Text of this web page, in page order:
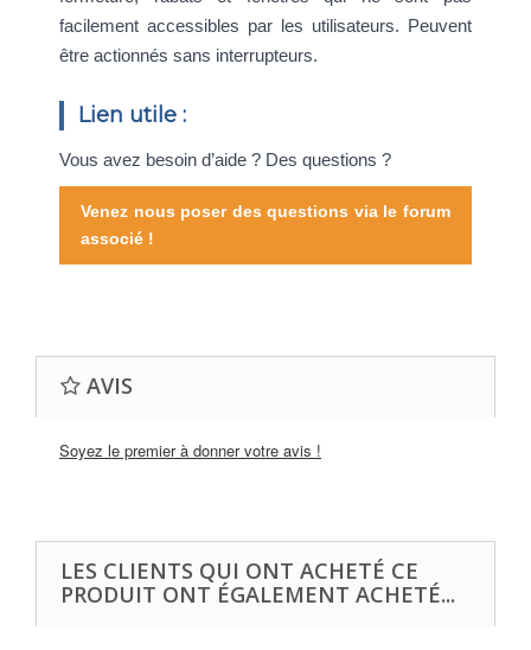
facilement accessibles par les utilisateurs. Peuvent
être actionnés sans interrupteurs.
Lien utile :
Vous avez besoin d’aide ? Des questions ?
Venez nous poser des questions via le forum
associé !
AVIS
Soyez le premier à donner votre avis !
LES CLIENTS QUI ONT ACHETÉ CE
PRODUIT ONT ÉGALEMENT ACHETÉ...